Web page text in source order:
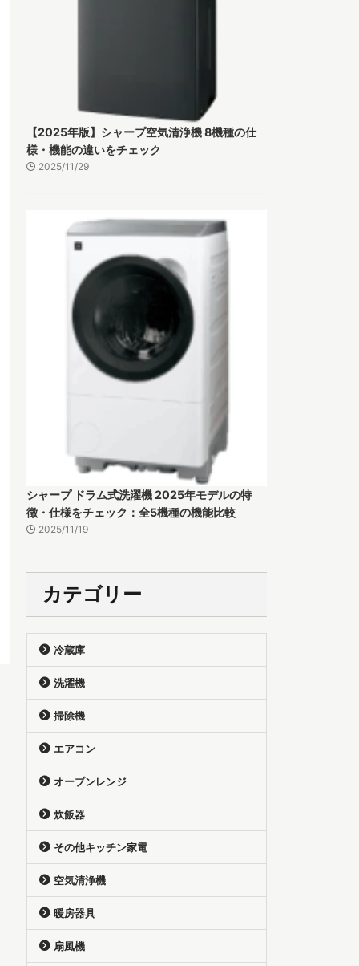
【2025年版】シャープ空気清浄機 8機種の仕
様・機能の違いをチェック
2025/11/29
シャープ ドラム式洗濯機 2025年モデルの特
徴・仕様をチェック：全5機種の機能比較
2025/11/19
カテゴリー
冷蔵庫
洗濯機
掃除機
エアコン
オーブンレンジ
炊飯器
その他キッチン家電
空気清浄機
暖房器具
扇風機